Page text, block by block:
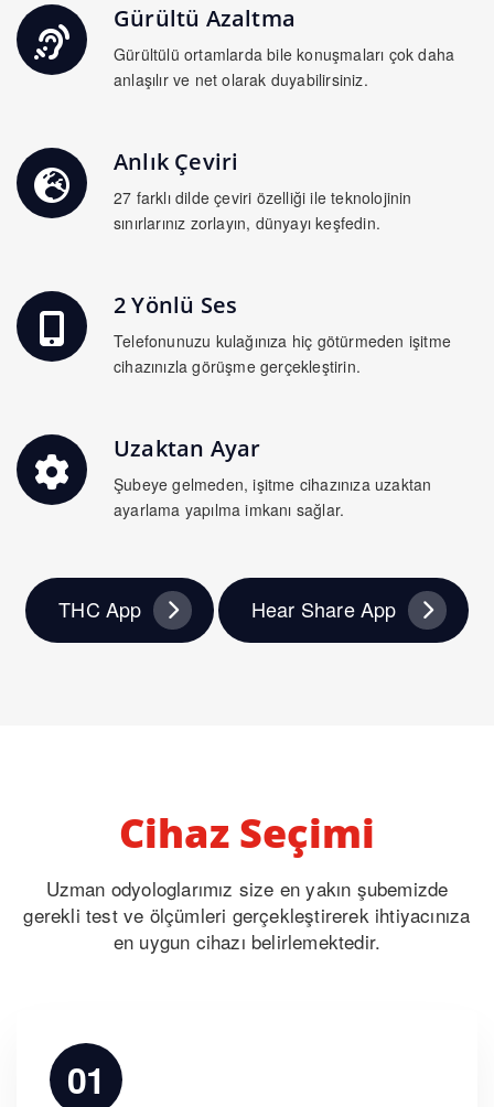
Gürültü Azaltma
Gürültülü ortamlarda bile konuşmaları çok daha
anlaşılır ve net olarak duyabilirsiniz.
Anlık Çeviri
27 farklı dilde çeviri özelliği ile teknolojinin
sınırlarınız zorlayın, dünyayı keşfedin.
2 Yönlü Ses
Telefonunuzu kulağınıza hiç götürmeden işitme
cihazınızla görüşme gerçekleştirin.
Uzaktan Ayar
Şubeye gelmeden, işitme cihazınıza uzaktan
ayarlama yapılma imkanı sağlar.
THC App Hear Share App
Cihaz Seçimi
Uzman odyologlarımız size en yakın şubemizde
gerekli test ve ölçümleri gerçekleştirerek ihtiyacınıza
en uygun cihazı belirlemektedir.
01